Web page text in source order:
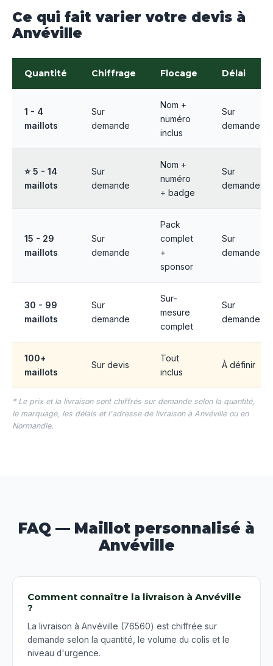
Ce qui fait varier votre devis à
Anvéville
Quantité Chiffrage Flocage Délai
1 - 4
maillots
Sur
demande
Nom +
numéro
inclus
Sur
demande
⭐ 5 - 14
maillots
Sur
demande
Nom +
numéro
+ badge
Sur
demande
15 - 29
maillots
Sur
demande
Pack
complet
+
sponsor
Sur
demande
30 - 99
maillots
Sur
demande
Sur-
mesure
complet
Sur
demande
100+
maillots
Sur devis
Tout
inclus
À définir
* Le prix et la livraison sont chiffrés sur demande selon la quantité,
le marquage, les délais et l'adresse de livraison à Anvéville ou en
Normandie.
FAQ — Maillot personnalisé à
Anvéville
Comment connaître la livraison à Anvéville
?
La livraison à Anvéville (76560) est chiffrée sur
demande selon la quantité, le volume du colis et le
niveau d'urgence.